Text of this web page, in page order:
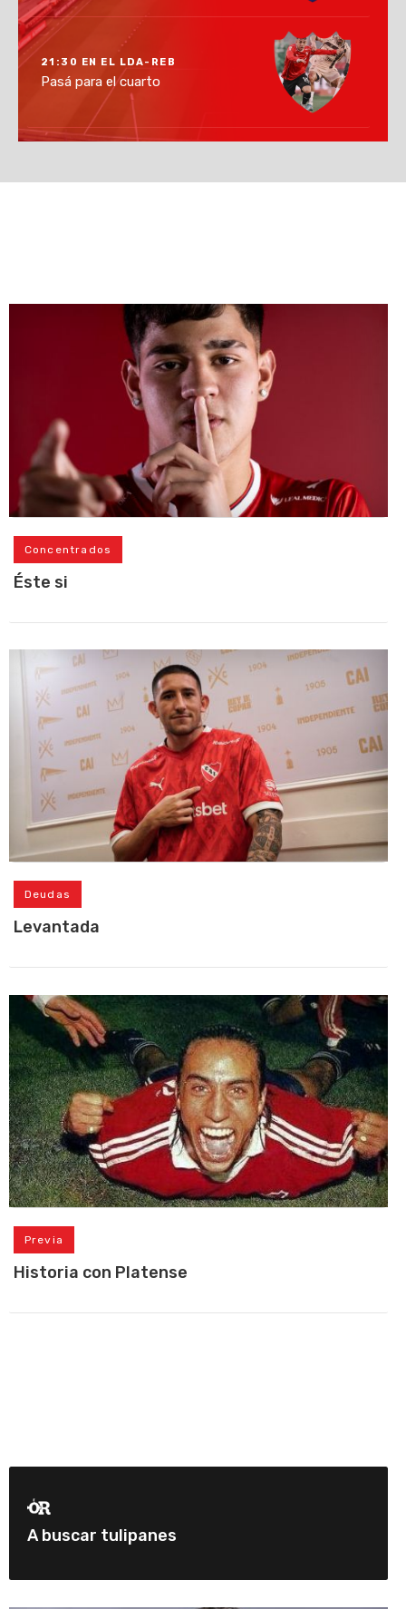
21:30 EN EL LDA-REB
Pasá para el cuarto
Concentrados
Éste si
Deudas
Levantada
Previa
Historia con Platense
A buscar tulipanes